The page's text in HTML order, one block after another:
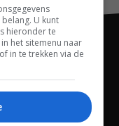
U kunt
hieronder te
het sitemenu naar
in te trekken via de